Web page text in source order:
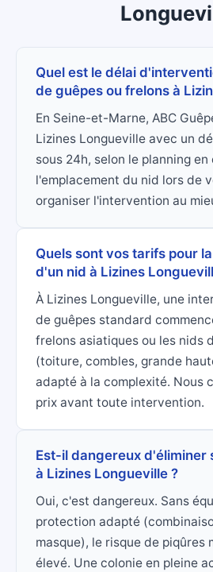
Quel est le délai
de guêpes ou frelons à
En Seine-et-Marne, ABC
Lizines Longueville avec un
sous 24h, selon le planning
l'emplacement du nid lors de
organiser l'intervention au
Quels sont vos tarifs pour
d'un nid à Lizines
À Lizines Longueville, une
de guêpes standard
frelons asiatiques ou les nids
(toiture, combles, grande
adapté à la complexité. Nous
prix avant toute intervention.
Est-il dangereux d'éliminer
à Lizines Longueville ?
Oui, c'est dangereux. Sans
protection adapté
masque), le risque de piqûres
élevé. Une colonie en pleine